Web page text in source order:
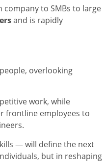
to SMBs to large
and is rapidly
overlooking
work, while
frontline employees to
— will define the next
but in reshaping